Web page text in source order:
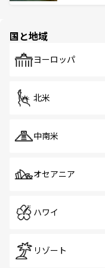
で、ホーカ
国と地域
ヨーロッパ
北米
中南米
オセアニア
ハワイ
リゾート